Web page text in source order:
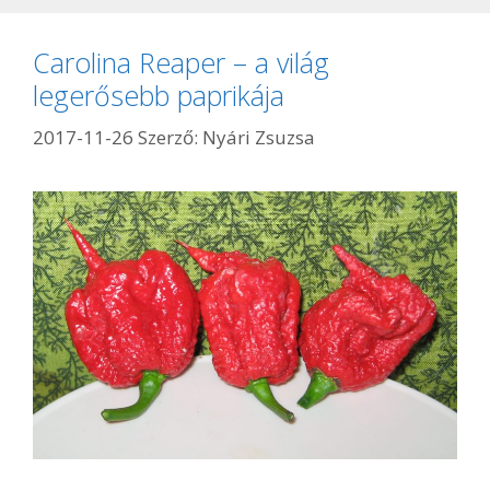
Carolina Reaper – a világ
legerősebb paprikája
2017-11-26 Szerző: Nyári Zsuzsa